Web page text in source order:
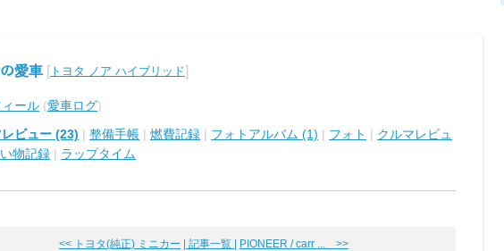
愛車 [ トヨタ ノア ハイブリッド]
ール (愛車ログ)
ビュー (23) | 整備手帳 | 燃費記録 | フォトアルバム (1) | フォト | クルマレビュ
物記録 | ラップタイム
<< トヨタ(純正) ミニカー | 記事一覧 | PIONEER / carr ... >>